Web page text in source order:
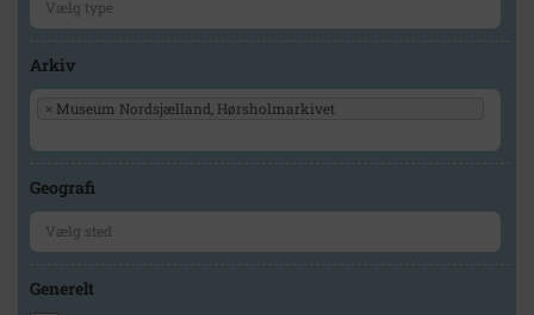
Arkiv
× Museum Nordsjælland, Hørsholmarkivet
Geografi
Generelt